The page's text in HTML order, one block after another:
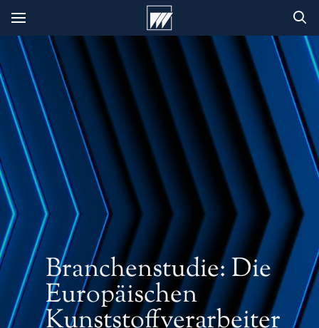
Branchenstudie: Die
Europäischen